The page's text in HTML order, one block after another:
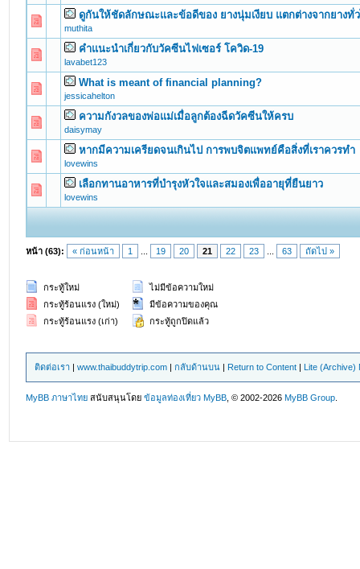
ดูกันให้ชัดลักษณะและข้อดีของ ยางนุ่มเงียบ แตกต่างจากยางทั่
muthita
0 Vote(s) - 0 out of 5 in Average
12345
คำแนะนำเกี่ยวกับวัคซีนไฟเซอร์ โควิด-19
lavabet123
0 Vote(s) - 0 out of 5 in Average
12345
What is meant of financial planning?
jessicahelton
0 Vote(s) - 0 out of 5 in Average
12 345
ความกังวลของพ่อแม่เมื่อลูกต้องฉีดวัคซีนให้ครบ
daisymay
0 Vote(s) - 0 out of 5 in Average
12345
หากมีความเครียดจนเกินไป การพบจิตแพทย์คือสิ่งที่เราควรทำ
lovewins
0 Vote(s) - 0 out of 5 in Average
12345
เลือกทานอาหารที่บำรุงหัวใจและสมองเพื่ออายุที่ยืนยาว
lovewins
0 Vote(s) - 0 out of 5 in Average
123 45
หน้า (63): « ก่อนหน้า 1 19 20 21 22 23 63 ถัดไป »
กระทู้ใหม่
กระทู้ร้อนแรง (ใหม่)
กระทู้ร้อนแรง (เก่า)
ไม่มีข้อความใหม่
มีข้อความของคุณ
กระทู้ถูกปิดแล้ว
ติดต่อเรา |www.thaibuddytrip.com |กลับด้านบน | Return to Content | Lite (Archive)
MyBB ภาษาไทย สนับสนุนโดยข้อมูลท่องเที่ยว MyBB , © 2002-2026MyBB Group